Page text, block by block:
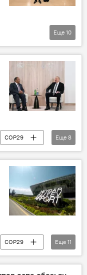
Еще 10
COP29
Гвинея
29-я Конференция сторон Рамочной конвенции ООН об изменении климата
Еще 8
COP29
Еще 11